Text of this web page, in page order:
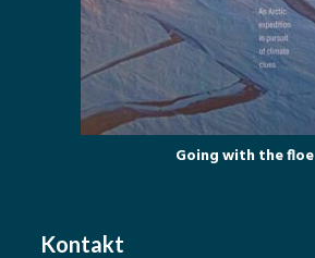
Going with the floe
Kontakt